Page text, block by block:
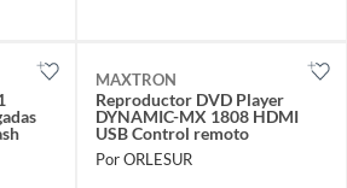
MAXTRON
Reproductor DVD Player
DYNAMIC-MX 1808 HDMI
USB Control remoto
Por ORLESUR